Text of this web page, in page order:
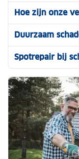
Hoe zijn onze
Duurzaam
Spotrepair bij